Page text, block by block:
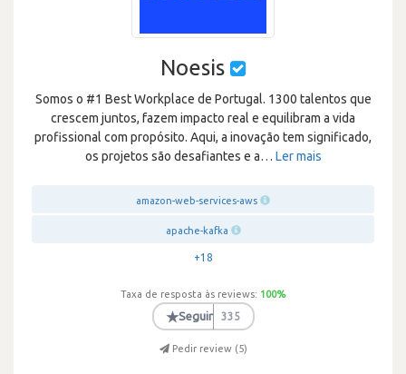
Noesis
Somos o #1 Best Workplace de Portugal. 1300 talentos que
crescem juntos, fazem impacto real e equilibram a vida
profissional com propósito. Aqui, a inovação tem significado,
os projetos são desafiantes e a… Ler mais
amazon-web-services-aws
apache-kafka
+18
Taxa de resposta às reviews: 100%
★Seguir 335
Pedir review (5)